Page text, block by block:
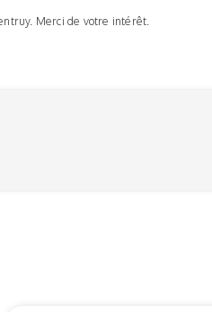
Merci de votre intérêt.